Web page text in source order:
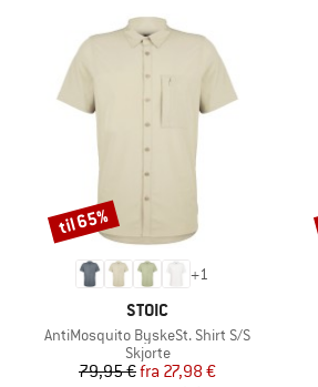
+1
MÆRKE
STOIC
Artikel
AntiMosquito ByskeSt. Shirt S/S
Produktgruppe
Skjorte
Pris
79,95 € Nedsat pris
fra 27,98 €
Rabat
til 65%